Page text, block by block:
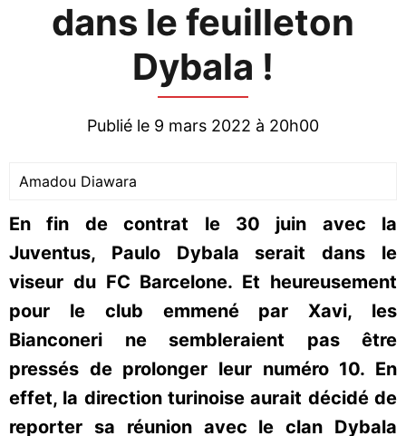
dans le feuilleton
Dybala !
Publié le 9 mars 2022 à 20h00
Amadou Diawara
En fin de contrat le 30 juin avec la
Juventus, Paulo Dybala serait dans le
viseur du FC Barcelone. Et heureusement
pour le club emmené par Xavi, les
Bianconeri ne sembleraient pas être
pressés de prolonger leur numéro 10. En
effet, la direction turinoise aurait décidé de
reporter sa réunion avec le clan Dybala